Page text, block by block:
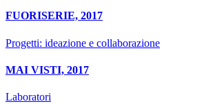
FUORISERIE, 2017
Progetti: ideazione e collaborazione
MAI VISTI, 2017
Laboratori